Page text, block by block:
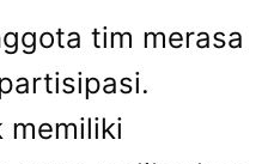
tim merasa
memiliki